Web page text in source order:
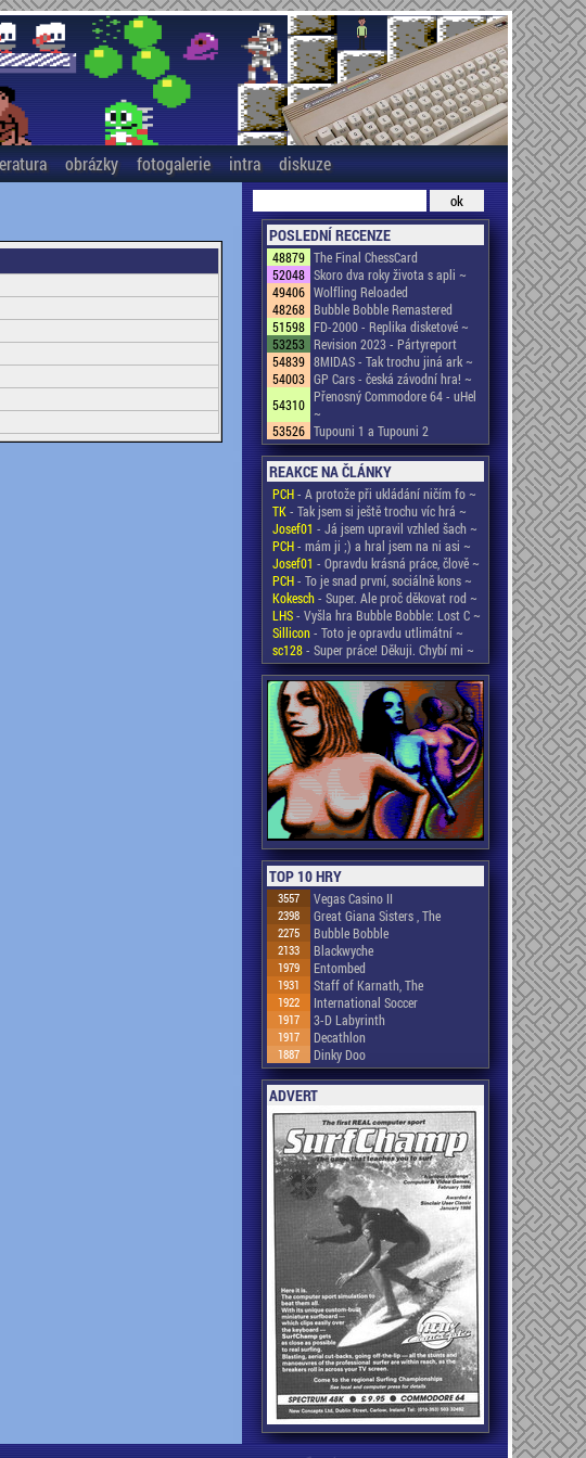
obrázky fotogalerie intra diskuze
POSLEDNÍ RECENZE
48879 The Final ChessCard
52048 Skoro dva roky života s apli ~
49406 Wolfling Reloaded
48268 Bubble Bobble Remastered
51598 FD-2000 - Replika disketové ~
53253 Revision 2023 - Pártyreport
54839 8MIDAS - Tak trochu jiná ark ~
54003 GP Cars - česká závodní hra! ~
54310 Přenosný Commodore 64 - uHel
~
53526 Tupouni 1 a Tupouni 2
REAKCE NA ČLÁNKY
PCH- A protože při ukládání ničím fo ~
TK- Tak jsem si ještě trochu víc hrá ~
Josef01 - Já jsem upravil vzhled šach ~
PCH- mám ji ;) a hral jsem na ni asi ~
Josef01 - Opravdu krásná práce, člově ~
PCH- To je snad první, sociálně kons ~
Kokesch- Super. Ale proč děkovat rod ~
LHS- Vyšla hra Bubble Bobble: Lost C ~
Sillicon- Toto je opravdu utlimátní ~
sc128- Super práce! Děkuji. Chybí mi ~
TOP 10 HRY
3557 Vegas Casino II
2398 Great Giana Sisters , The
2275 Bubble Bobble
2133 Blackwyche
1979 Entombed
1931 Staff of Karnath, The
1922 International Soccer
1917 3-D Labyrinth
1917 Decathlon
1887 Dinky Doo
ADVERT